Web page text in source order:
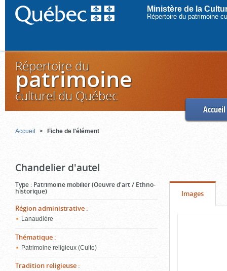
Ministère de la
Répertoire du patrimoine
Répertoire du
patrimoine
culturel du Québec
Accueil
Accueil Fiche de l'élément
Chandelier d'autel
Type : Patrimoine mobilier (Oeuvre d'art / Ethno-
historique)
Région administrative :
Lanaudière
Thématique :
Patrimoine religieux (Culte)
Tradition religieuse :
Onglet
Images(cliquer
pour